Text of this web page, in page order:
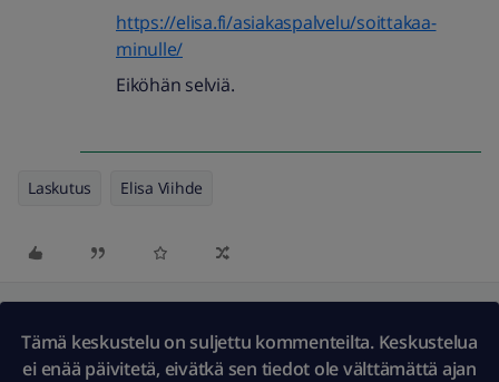
https://elisa.fi/asiakaspalvelu/soittakaa-
minulle/
Eiköhän selviä.
Laskutus Elisa Viihde
Tämä keskustelu on suljettu kommenteilta. Keskustelua
ei enää päivitetä, eivätkä sen tiedot ole välttämättä ajan